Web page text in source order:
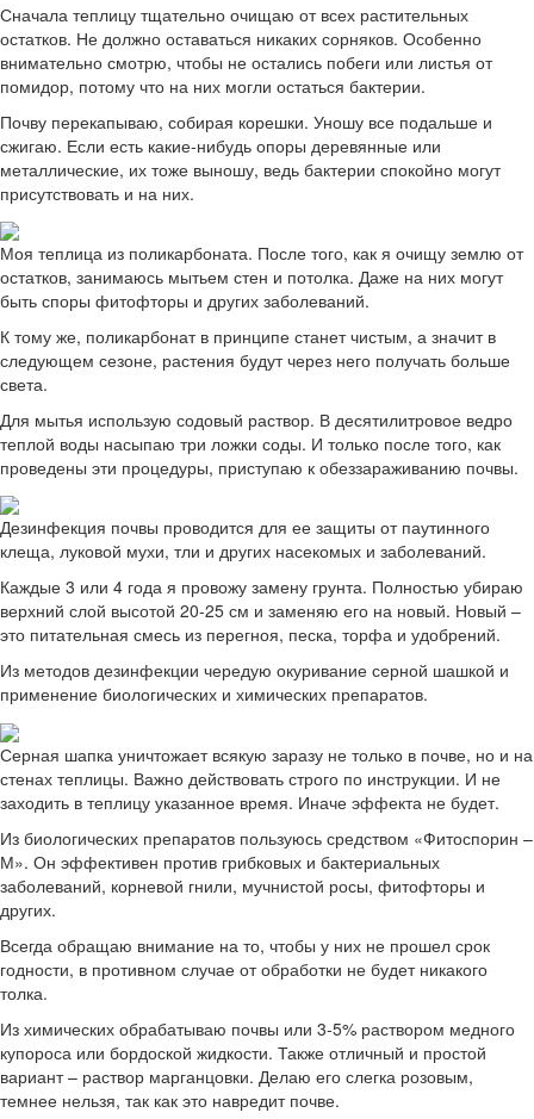
Сначала теплицу тщательно очищаю от всех растительных
остатков. Не должно оставаться никаких сорняков. Особенно
внимательно смотрю, чтобы не остались побеги или листья от
помидор, потому что на них могли остаться бактерии.
Почву перекапываю, собирая корешки. Уношу все подальше и
сжигаю. Если есть какие-нибудь опоры деревянные или
металлические, их тоже выношу, ведь бактерии спокойно могут
присутствовать и на них.
Моя теплица из поликарбоната. После того, как я очищу землю от
остатков, занимаюсь мытьем стен и потолка. Даже на них могут
быть споры фитофторы и других заболеваний.
К тому же, поликарбонат в принципе станет чистым, а значит в
следующем сезоне, растения будут через него получать больше
света.
Для мытья использую содовый раствор. В десятилитровое ведро
теплой воды насыпаю три ложки соды. И только после того, как
проведены эти процедуры, приступаю к обеззараживанию почвы.
Дезинфекция почвы проводится для ее защиты от паутинного
клеща, луковой мухи, тли и других насекомых и заболеваний.
Каждые 3 или 4 года я провожу замену грунта. Полностью убираю
верхний слой высотой 20-25 см и заменяю его на новый. Новый –
это питательная смесь из перегноя, песка, торфа и удобрений.
Из методов дезинфекции чередую окуривание серной шашкой и
применение биологических и химических препаратов.
Серная шапка уничтожает всякую заразу не только в почве, но и на
стенах теплицы. Важно действовать строго по инструкции. И не
заходить в теплицу указанное время. Иначе эффекта не будет.
Из биологических препаратов пользуюсь средством «Фитоспорин –
М». Он эффективен против грибковых и бактериальных
заболеваний, корневой гнили, мучнистой росы, фитофторы и
других.
Всегда обращаю внимание на то, чтобы у них не прошел срок
годности, в противном случае от обработки не будет никакого
толка.
Из химических обрабатываю почвы или 3-5% раствором медного
купороса или бордоской жидкости. Также отличный и простой
вариант – раствор марганцовки. Делаю его слегка розовым,
темнее нельзя, так как это навредит почве.